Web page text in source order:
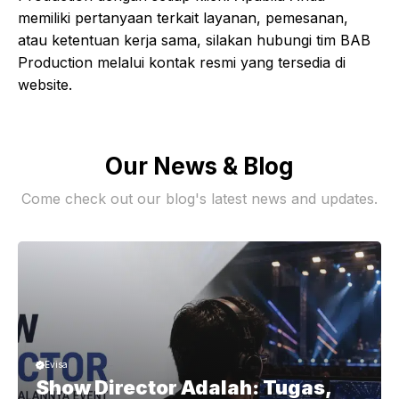
memiliki pertanyaan terkait layanan, pemesanan,
atau ketentuan kerja sama, silakan hubungi tim BAB
Production melalui kontak resmi yang tersedia di
website.
Our News & Blog
Come check out our blog's latest news and updates.
Evisa
Show Director Adalah: Tugas,